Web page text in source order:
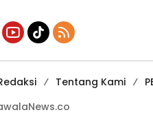
Tentang Kami